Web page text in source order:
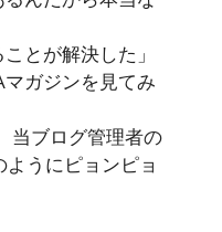
とが解決した」
マガジンを見てみ
当ブログ管理者の
うにピョンピョ